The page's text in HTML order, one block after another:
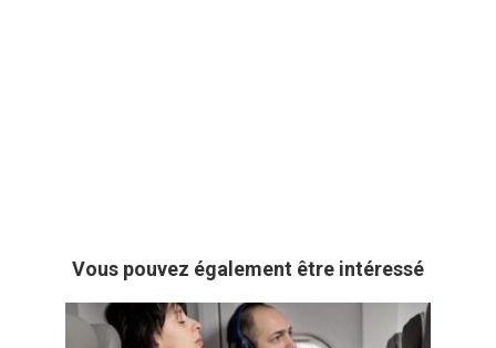
Vous pouvez également être intéressé